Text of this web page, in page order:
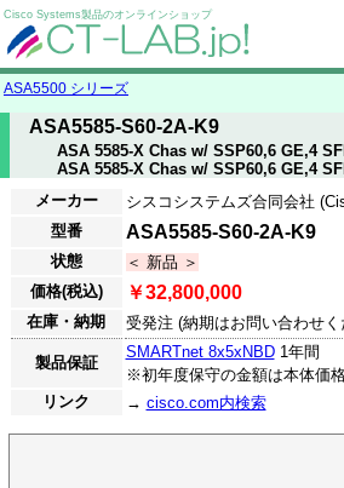
Cisco Systems製品のオンラインショップ
ASA5500 シリーズ
ASA5585-S60-2A-K9
ASA 5585-X Chas w/ SSP60,6 GE,4
ASA 5585-X Chas w/ SSP60,6 GE,4
メーカー
シスコシステムズ合同会社
型番
ASA5585-S60-2A-K9
状態
＜ 新品 ＞
価格(税込)
￥32,800,000
在庫・納期 受発注 (納期はお問い合わせ
製品保証
SMARTnet 8x5xNBD1年間
※初年度保守の金額は本体価
リンク
→ cisco.com内検索